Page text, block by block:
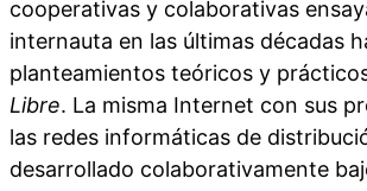
cooperativas y colaborativas
internauta en las últimas décadas
planteamientos teóricos y
Libre. La misma Internet con sus
las redes informáticas de
desarrollado colaborativamente